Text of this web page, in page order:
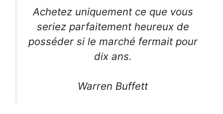
Achetez uniquement ce que vous
seriez parfaitement heureux de
posséder si le marché fermait pour
dix ans.
Warren Buffett